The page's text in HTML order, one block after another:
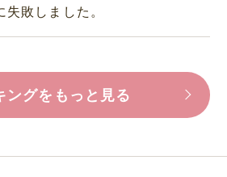
敗しました。
ングをもっと見る